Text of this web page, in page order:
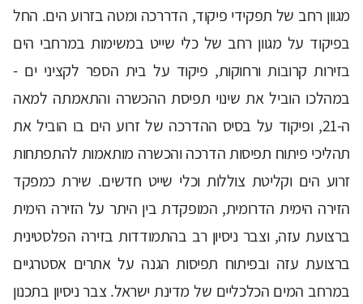
מגוון רחב של תפקידי פיקוד, הדררכה ומטה בזרוע הים. החל
בפיקוד על מגוון רחב של כלי שייט במשימות במרחבי הים
בזירות קרובות ורחוקות, פיקוד על בית הספר לקציני ים -
במהלכו הוביל את שינוי תפיסת ההכשרה והתאמתה למאה
ה-21, ופיקוד על בסיס ההדרכה של זרוע הים בו הוביל את
תהליכי פיתוח תפיסות הדרכה והכשרה מותאמות להתפתחות
זרוע הים וקליטת צוללות וכלי שייט חדשים. שירת כמפקד
הזירה הימית הדרומית, המופקדת בין היתר על הזירה הימית
ברצועת עזה, וצבר ניסיון רב בהתמודדות בזירה הפלסטינית
ברצועת עזה ובפיתוח תפיסות הגנה על אתרים אסטרגיים
במרחב המים הכלכליים של מדינת ישראל. צבר ניסיון בתכנון